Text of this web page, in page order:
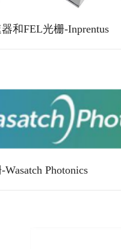
和FEL光栅-Inprentus
Photonics